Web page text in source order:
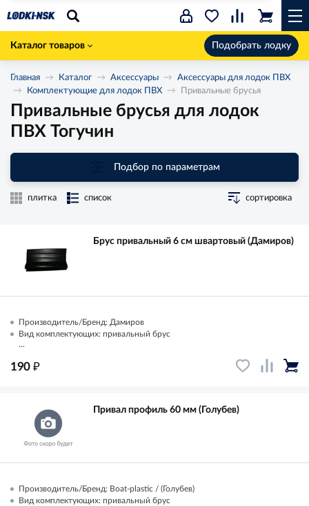
Каталог товаров Подобрать лодку
Главная Каталог Аксессуары
Аксессуары для лодок ПВХ
Комплектующие для лодок ПВХ
Привальные брусья
Привальные брусья для лодок
ПВХ Тогучин
Подбор по параметрам
плитка список сортировка
Брус привальный 6 см швартовый (Дамиров)
Производитель/Бренд: Дамиров
Вид комплектующих: привальный брус
...
190 ₽
Привал профиль 60 мм (Голубев)
Производитель/Бренд: Boat-plastic / (Голубев)
Вид комплектующих: привальный брус